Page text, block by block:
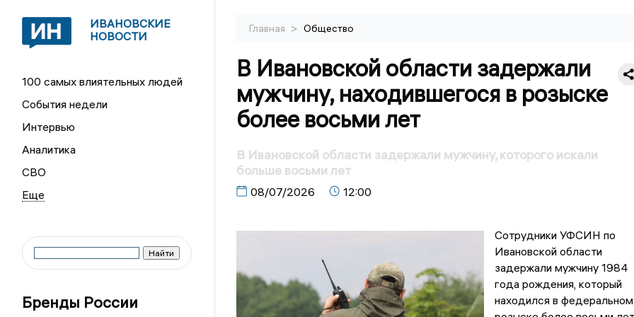
ИВАНОВСКИЕ
НОВОСТИ
100 самых влиятельных людей
События недели
Интервью
Аналитика
СВО
Бренды России
Главная > Общество
В Ивановской области задержали
мужчину, находившегося в розыске
более восьми лет
В Ивановской области задержали мужчину, которого искали
больше восьми лет
08/07/2026 12:00
Сотрудники УФСИН по
Ивановской области
задержали мужчину 1984
года рождения, который
находился в федеральном